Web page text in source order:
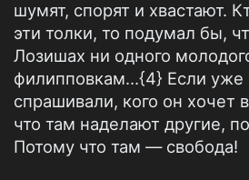
шумят, спорят и хвастают.
эти толки, то подумал бы,
Лозишах ни одного
филипповкам…{4} Если уже
спрашивали, кого он хочет
что там наделают другие,
Потому что там — свобода!